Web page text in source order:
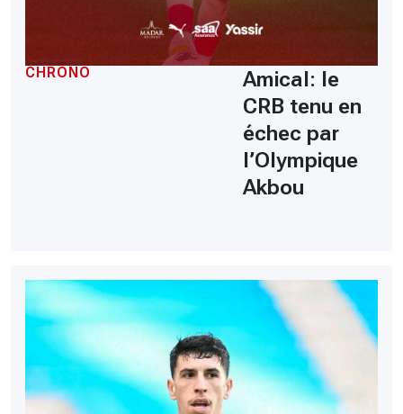
CHRONO
Amical: le
CRB tenu en
échec par
l’Olympique
Akbou